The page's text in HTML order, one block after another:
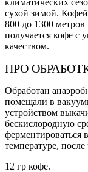
сухой зимой.
800 до 1300 метров
получается кофе с
качеством.
ПРО
Обработан
помещали в
устройством
бескислородную
ферментироваться
температуре,
12 гр кофе.